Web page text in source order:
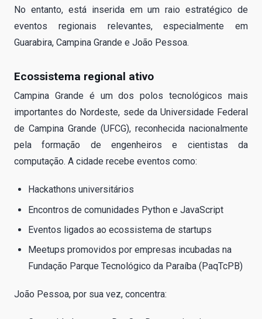
No entanto, está inserida em um raio estratégico de
eventos regionais relevantes, especialmente em
Guarabira, Campina Grande e João Pessoa.
Ecossistema regional ativo
Campina Grande é um dos polos tecnológicos mais
importantes do Nordeste, sede da Universidade Federal
de Campina Grande (UFCG), reconhecida nacionalmente
pela formação de engenheiros e cientistas da
computação. A cidade recebe eventos como:
Hackathons universitários
Encontros de comunidades Python e JavaScript
Eventos ligados ao ecossistema de startups
Meetups promovidos por empresas incubadas na
Fundação Parque Tecnológico da Paraíba (PaqTcPB)
João Pessoa, por sua vez, concentra: